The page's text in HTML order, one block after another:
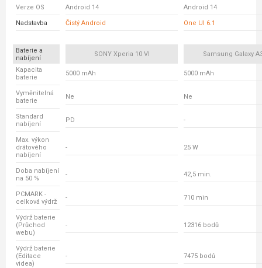
Verze OS Android 14 Android 14
Nadstavba Čistý Android One UI 6.1
Baterie a
nabíjení
SONY Xperia 10 VI Samsung Galaxy
Kapacita
baterie
5000 mAh 5000 mAh
Vyměnitelná
baterie
Ne Ne
Standard
nabíjení
PD -
Max. výkon
drátového
nabíjení
- 25 W
Doba nabíjení
na 50 %
- 42,5 min.
PCMARK -
celková výdrž
- 710 min
Výdrž baterie
(Průchod
webu)
- 12316 bodů
Výdrž baterie
(Editace
videa)
- 7475 bodů